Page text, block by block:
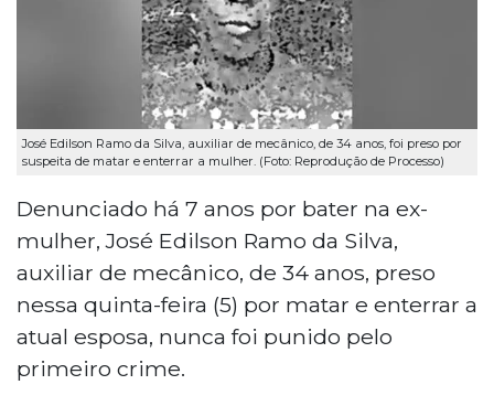
José Edilson Ramo da Silva, auxiliar de mecânico, de 34 anos, foi preso por
suspeita de matar e enterrar a mulher. (Foto: Reprodução de Processo)
Denunciado há 7 anos por bater na ex-
mulher, José Edilson Ramo da Silva,
auxiliar de mecânico, de 34 anos, preso
nessa quinta-feira (5) por matar e enterrar a
atual esposa, nunca foi punido pelo
primeiro crime.